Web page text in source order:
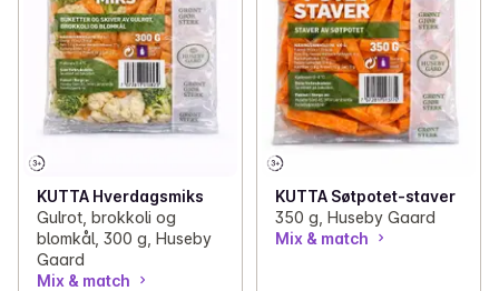
KUTTA Hverdagsmiks
Gulrot, brokkoli og
blomkål, 300 g, Huseby
Gaard
Mix & match
KUTTA Søtpotet-staver
350 g, Huseby Gaard
Mix & match